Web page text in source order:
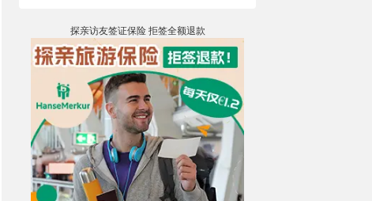
探亲访友签证保险 拒签全额退款